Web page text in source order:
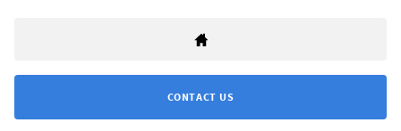
CONTACT US